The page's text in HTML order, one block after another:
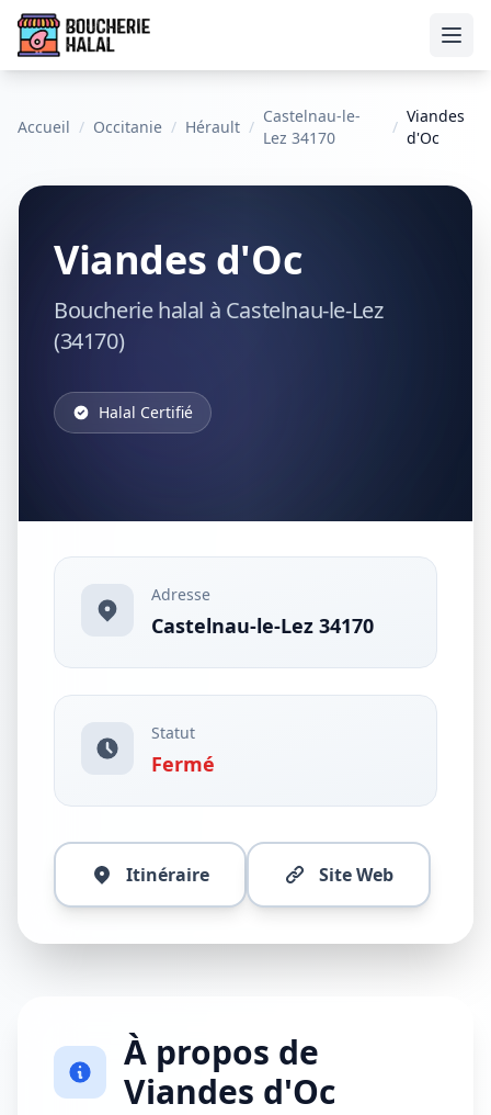
Accueil / Occitanie / Hérault /
Castelnau-le-
Lez 34170
/
Viandes
d'Oc
Viandes d'Oc
Boucherie halal à Castelnau-le-Lez
(34170)
Halal Certifié
Adresse
Castelnau-le-Lez 34170
Statut
Fermé
Itinéraire Site Web
À propos de
Viandes d'Oc